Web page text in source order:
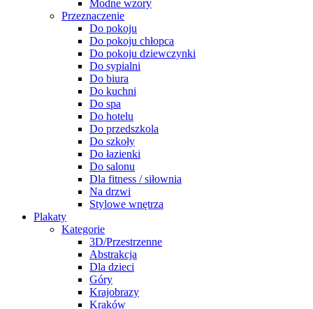
Modne wzory
Przeznaczenie
Do pokoju
Do pokoju chłopca
Do pokoju dziewczynki
Do sypialni
Do biura
Do kuchni
Do spa
Do hotelu
Do przedszkola
Do szkoły
Do łazienki
Do salonu
Dla fitness / siłownia
Na drzwi
Stylowe wnętrza
Plakaty
Kategorie
3D/Przestrzenne
Abstrakcja
Dla dzieci
Góry
Krajobrazy
Kraków